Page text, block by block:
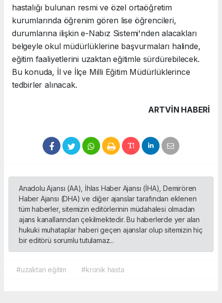
hastalığı bulunan resmi ve özel ortaöğretim
kurumlarında öğrenim gören lise öğrencileri,
durumlarına ilişkin e-Nabız Sistemi'nden alacakları
belgeyle okul müdürlüklerine başvurmaları halinde,
eğitim faaliyetlerini uzaktan eğitimle sürdürebilecek.
Bu konuda, İl ve İlçe Milli Eğitim Müdürlüklerince
tedbirler alınacak.
ARTVIN HABERİ
Anadolu Ajansı (AA), İhlas Haber Ajansı (İHA), Demirören
Haber Ajansı (DHA) ve diğer ajanslar tarafından eklenen
tüm haberler, sitemizin editörlerinin müdahalesi olmadan
ajans kanallarından çekilmektedir. Bu haberlerde yer alan
hukuki muhataplar haberi geçen ajanslar olup sitemizin hiç
bir editörü sorumlu tutulamaz...
#uzaktan eğitim #kronik hasta